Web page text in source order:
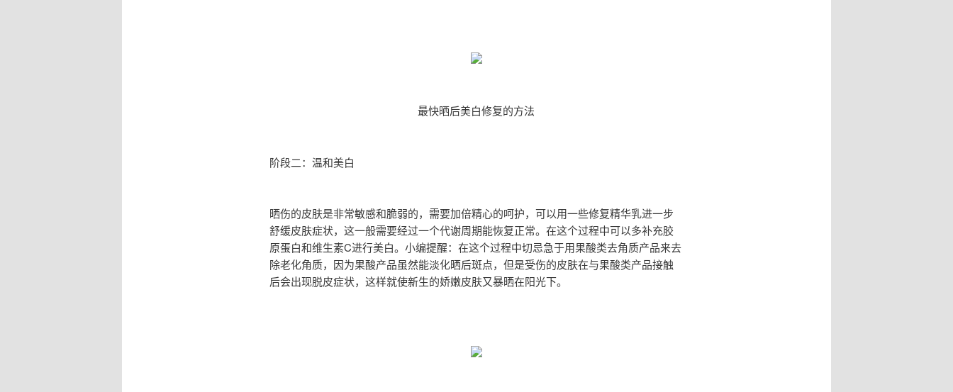
最快晒后美白修复的方法
阶段二：温和美白
晒伤的皮肤是非常敏感和脆弱的，需要加倍精心的呵护，可以用一些修复精华乳进一步
舒缓皮肤症状，这一般需要经过一个代谢周期能恢复正常。在这个过程中可以多补充胶
原蛋白和维生素C进行美白。小编提醒：在这个过程中切忌急于用果酸类去角质产品来去
除老化角质，因为果酸产品虽然能淡化晒后斑点，但是受伤的皮肤在与果酸类产品接触
后会出现脱皮症状，这样就使新生的娇嫩皮肤又暴晒在阳光下。